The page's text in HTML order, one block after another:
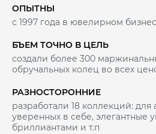
ОПЫТНЫ
с 1997 года в ювелирном
БЪЕМ ТОЧНО В ЦЕЛЬ
создали более 300
обручальных колец во всех
РАЗНОСТОРОННИЕ
разработали 18 коллекций: для
уверенных в себе, элегантные
бриллиантами и т.п